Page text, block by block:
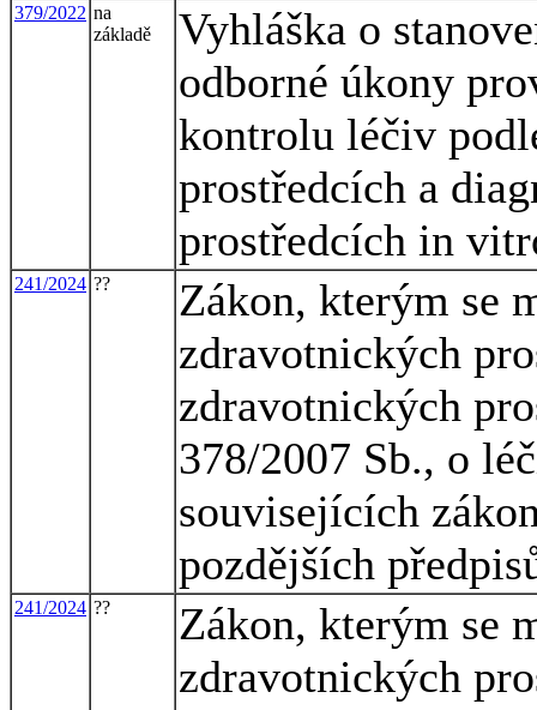
379/2022 na
základě
Vyhláška o
odborné úkony
kontrolu léčiv
prostředcích a
prostředcích in
241/2024 ??
Zákon, kterým se
zdravotnických
zdravotnických
378/2007 Sb., o
souvisejících
pozdějších
241/2024 ??
Zákon, kterým se
zdravotnických